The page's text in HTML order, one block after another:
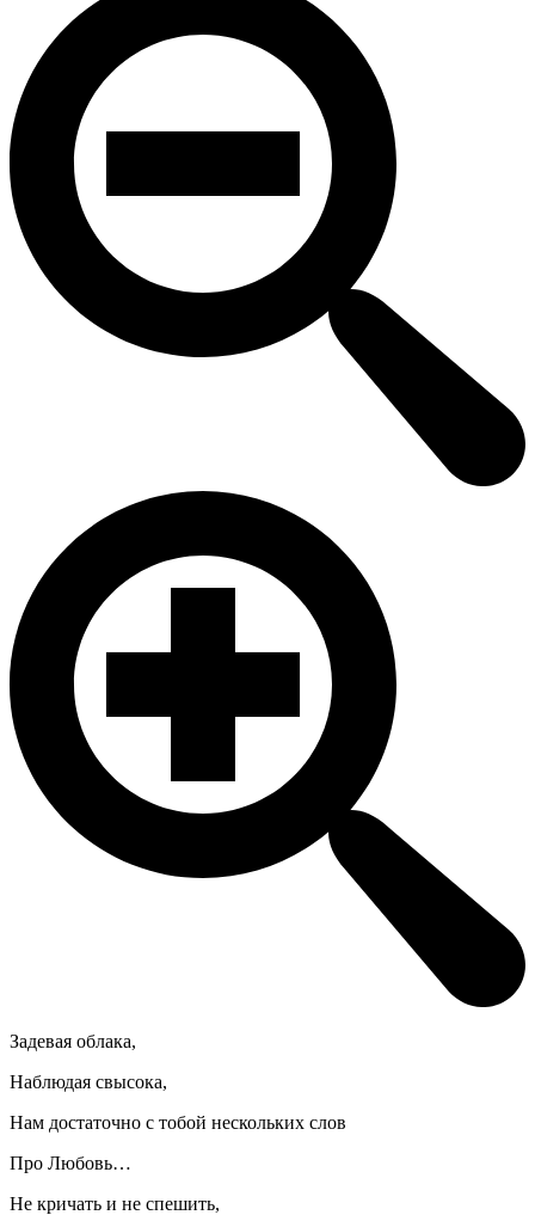
Задевая облака,
Наблюдая свысока,
Нам достаточно с тобой нескольких слов
Про Любовь…
Не кричать и не спешить,